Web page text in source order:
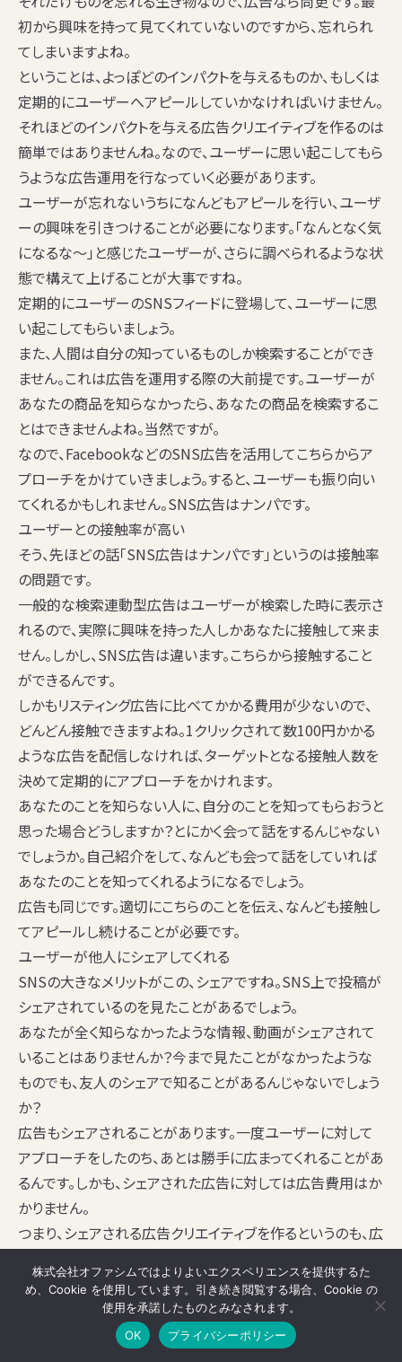
初から興味を持って見てくれていないのですから、忘れられ
てしまいますよね。
ということは、よっぽどのインパクトを与えるものか、もしくは
定期的にユーザーへアピールしていかなければいけません。
それほどのインパクトを与える広告クリエイティブを作るのは
簡単ではありませんね。なので、ユーザーに思い起こしてもら
うような広告運用を行なっていく必要があります。
ユーザーが忘れないうちになんどもアピールを行い、ユーザ
ーの興味を引きつけることが必要になります。「なんとなく気
になるな〜」と感じたユーザーが、さらに調べられるような状
態で構えて上げることが大事ですね。
定期的にユーザーのSNSフィードに登場して、ユーザーに思
い起こしてもらいましょう。
また、人間は自分の知っているものしか検索することができ
ません。これは広告を運用する際の大前提です。ユーザーが
あなたの商品を知らなかったら、あなたの商品を検索するこ
とはできませんよね。当然ですが。
なので、FacebookなどのSNS広告を活用してこちらからア
プローチをかけていきましょう。すると、ユーザーも振り向い
てくれるかもしれません。SNS広告はナンパです。
ユーザーとの接触率が高い
そう、先ほどの話「SNS広告はナンパです」というのは接触率
の問題です。
一般的な検索連動型広告はユーザーが検索した時に表示さ
れるので、実際に興味を持った人しかあなたに接触して来ま
せん。しかし、SNS広告は違います。こちらから接触すること
ができるんです。
しかもリスティング広告に比べてかかる費用が少ないので、
どんどん接触できますよね。1クリックされて数100円かかる
ような広告を配信しなければ、ターゲットとなる接触人数を
決めて定期的にアプローチをかけれます。
あなたのことを知らない人に、自分のことを知ってもらおうと
思った場合どうしますか？とにかく会って話をするんじゃない
でしょうか。自己紹介をして、なんども会って話をしていれば
あなたのことを知ってくれるようになるでしょう。
広告も同じです。適切にこちらのことを伝え、なんども接触し
てアピールし続けることが必要です。
ユーザーが他人にシェアしてくれる
SNSの大きなメリットがこの、シェアですね。SNS上で投稿が
シェアされているのを見たことがあるでしょう。
あなたが全く知らなかったような情報、動画がシェアされて
いることはありませんか？今まで見たことがなかったような
ものでも、友人のシェアで知ることがあるんじゃないでしょう
か？
広告もシェアされることがあります。一度ユーザーに対して
アプローチをしたのち、あとは勝手に広まってくれることがあ
るんです。しかも、シェアされた広告に対しては広告費用はか
かりません。
つまり、シェアされる広告クリエイティブを作るというのも、広
シェアされることによってどんどんあなたの商品やサービス
が拡散されていきます。そうすれば、あなたの商品に対して興
味を持ってくれる人も現れるでしょう。思わぬところから成約
株式会社オファシムではよりよいエクスペリエンスを提供するた
め、Cookie を使用しています。引き続き閲覧する場合、Cookie の
使用を承諾したものとみなされます。
OK
プライバシーポリシー